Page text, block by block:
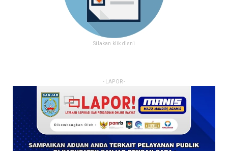
Silakan klik disni
- LAPOR -